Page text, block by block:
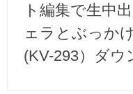
ト編集で生中
ェラとぶっか
(KV-293）ダウ